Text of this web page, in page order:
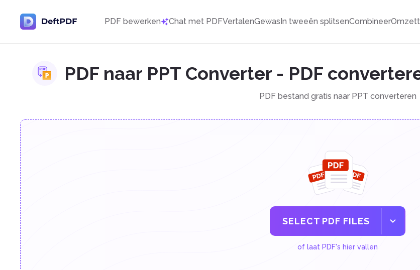
PDF bewerken Chat met PDFVertalenGewasIn tweeën splitsenCombineer
PDF naar PPT Converter - PDF
PDF bestand gratis naar PPT converteren
SELECT PDF FILES
of laat PDF's hier vallen